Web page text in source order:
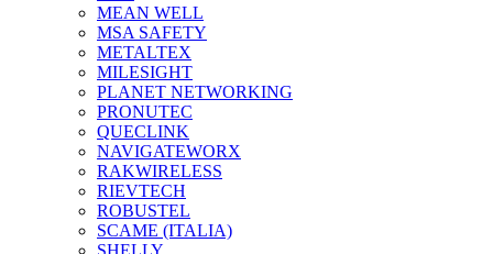
MEAN WELL
MSA SAFETY
METALTEX
MILESIGHT
PLANET NETWORKING
PRONUTEC
QUECLINK
NAVIGATEWORX
RAKWIRELESS
RIEVTECH
ROBUSTEL
SCAME (ITALIA)
SHELLY